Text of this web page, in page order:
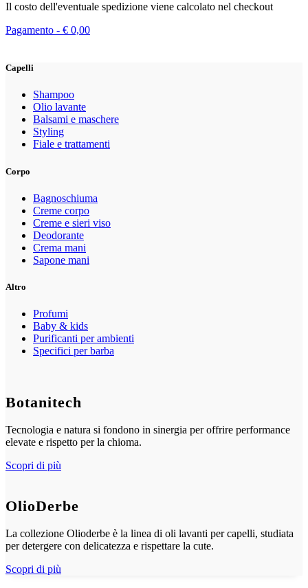
Il costo dell'eventuale spedizione viene calcolato nel checkout
Pagamento - € 0,00
Capelli
Shampoo
Olio lavante
Balsami e maschere
Styling
Fiale e trattamenti
Corpo
Bagnoschiuma
Creme corpo
Creme e sieri viso
Deodorante
Crema mani
Sapone mani
Altro
Profumi
Baby & kids
Purificanti per ambienti
Specifici per barba
Botanitech
Tecnologia e natura si fondono in sinergia per offrire performance
elevate e rispetto per la chioma.
Scopri di più
OlioDerbe
La collezione Olioderbe è la linea di oli lavanti per capelli, studiata
per detergere con delicatezza e rispettare la cute.
Scopri di più